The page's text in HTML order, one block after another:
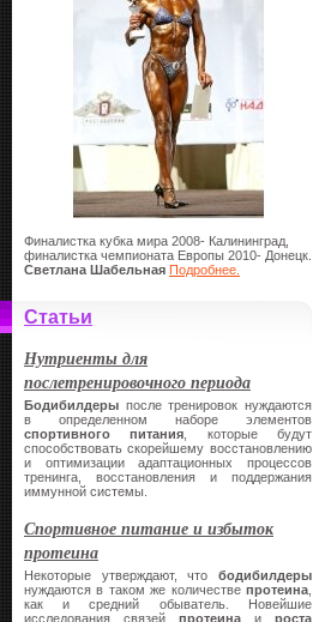
Финалистка кубка мира 2008- Калининград,
финалистка чемпионата Европы 2010- Донецк.
Светлана Шабельная Подробнее.
Статьи
Нутриенты для
послетренировочного периода
Бодибилдеры после тренировок нуждаются
в определенном наборе элементов
спортивного питания , которые будут
способствовать скорейшему восстановлению
и оптимизации адаптационных процессов
тренинга, восстановления и поддержания
иммунной системы.
Спортивное питание и избыток
протеина
Некоторые утверждают, что бодибилдеры
нуждаются в таком же количестве протеина
как и средний обыватель. Новейшие
исследования связей протеина и роста